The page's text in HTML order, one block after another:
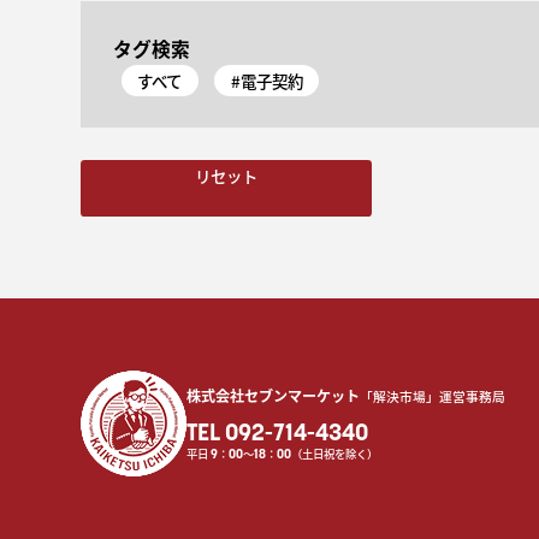
タグ検索
すべて #電子契約
リセット
株式会社セブンマーケット 「解決市場」運営事務局
TEL 092-714-4340
平日 9： 00〜18： 00（土日祝を除く）